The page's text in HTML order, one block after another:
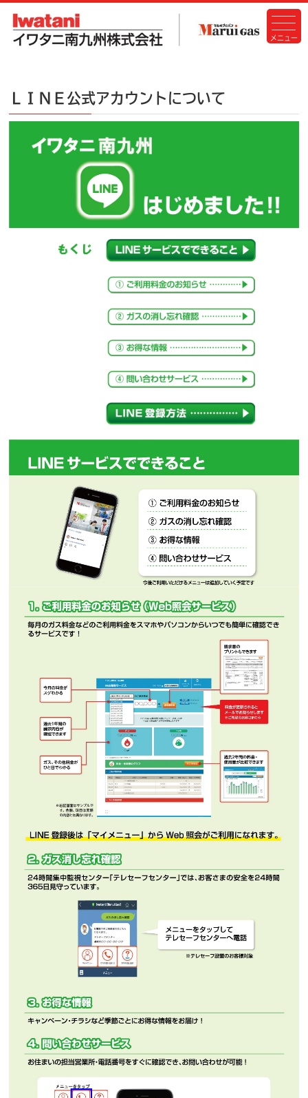
ＬＩＮＥ公式アカウントについて